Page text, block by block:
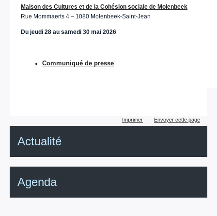
Maison des Cultures et de la Cohésion sociale de Molenbeek
Rue Mommaerts 4 – 1080 Molenbeek-Saint-Jean
Du jeudi 28 au samedi 30 mai 2026
Communiqué de presse
Imprimer Envoyer cette page
Actualité
Agenda